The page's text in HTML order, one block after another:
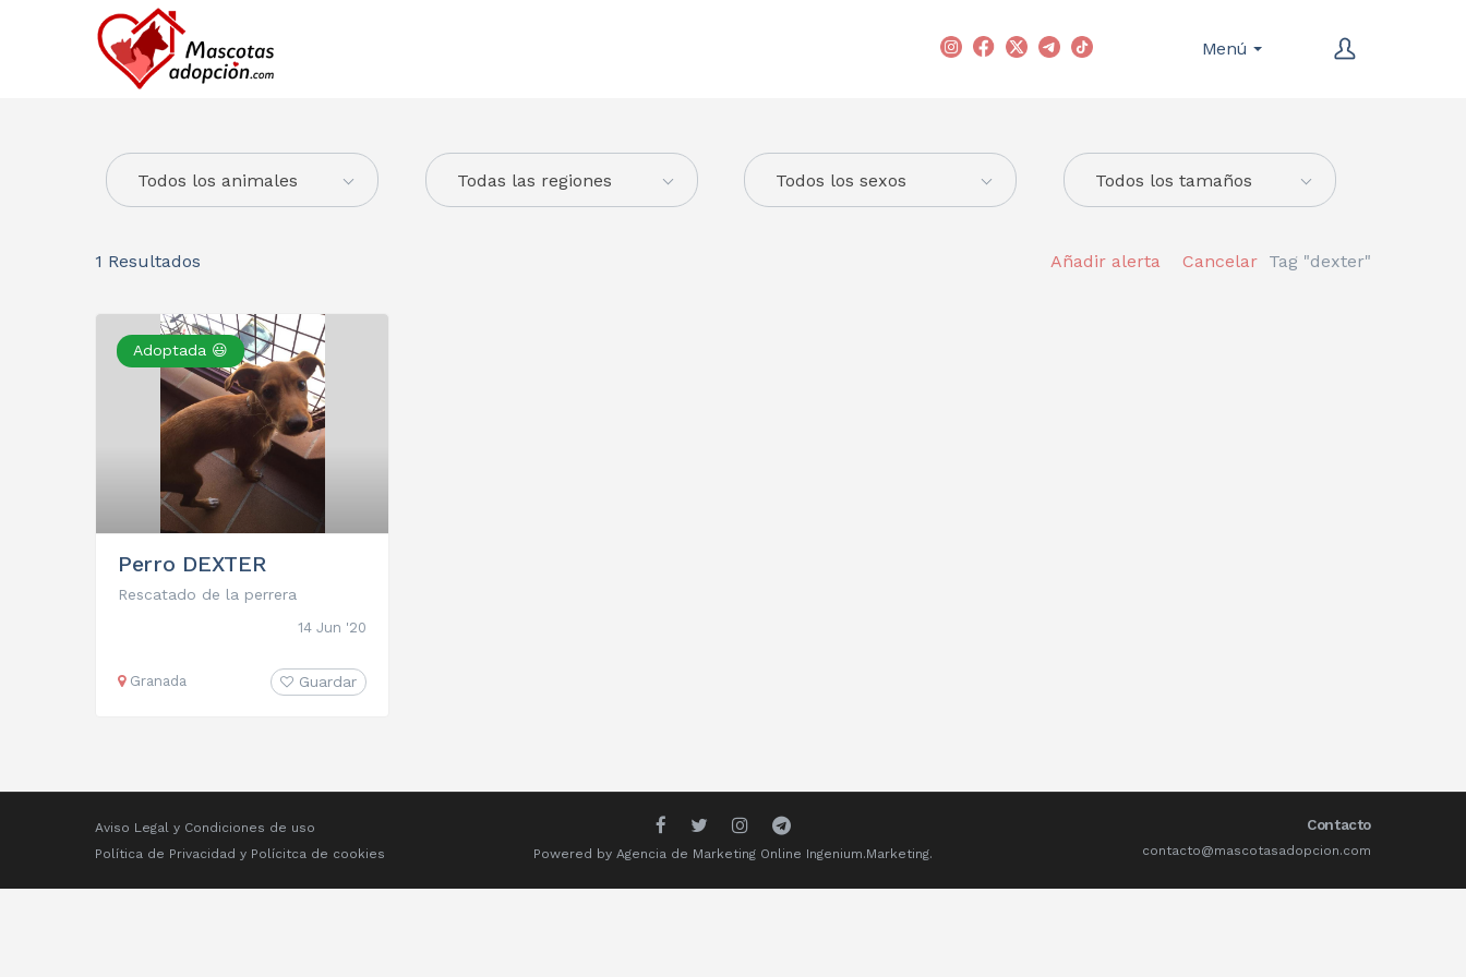
Menú
Todas las regiones
Todos los animales Todos los sexos Todos los tamaños
1 Resultados Tag "dexter"
Cancelar
Añadir alerta
Adoptada 😃
Perro DEXTER
Rescatado de la perrera
14 Jun '20
Granada Guardar
Aviso Legal y Condiciones de uso
Política de Privacidad y Polícitca de cookies Powered by Agencia de Marketing Online Ingenium.Marketing.
Contacto
contacto@mascotasadopcion.com